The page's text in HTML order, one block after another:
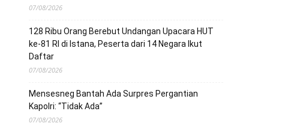
07/08/2026
128 Ribu Orang Berebut Undangan Upacara HUT
ke-81 RI di Istana, Peserta dari 14 Negara Ikut
Daftar
07/08/2026
Mensesneg Bantah Ada Surpres Pergantian
Kapolri: “Tidak Ada”
07/08/2026